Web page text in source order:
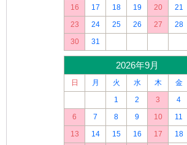
16
17 18 19 20 21
23
24 25 26 27 28
30
31
2026年9月
日 月 火 水 木 金
1
2 3 4
6
7 8 9 10 11
13
14 15 16 17 18